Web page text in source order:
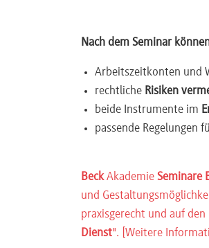
Nach dem Seminar
Arbeitszeitkonten und
rechtliche Risiken
beide Instrumente im
passende Regelungen
BeckAkademie Seminare
und
praxisgerecht und auf den
Dienst". [Weitere